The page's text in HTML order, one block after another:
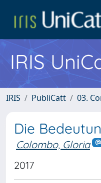
IRIS
IRIS PubliCatt 03.
Die
Colombo, Gloria
2017